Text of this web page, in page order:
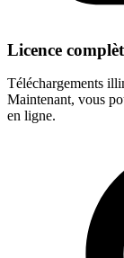
Licence
Téléchargements
Maintenant, vous
en ligne.